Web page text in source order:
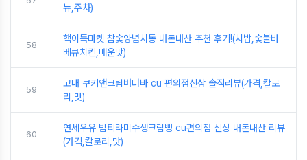
뉴,주차)
58
핵이득마켓 참숯양념치동 내돈내산 추천 후기!(치밥,숯불바
베큐치킨,매운맛)
59
고대 쿠키앤크림버터바 cu 편의점신상 솔직리뷰(가격,칼로
리,맛)
60
연세우유 밤티라미수생크림빵 cu편의점 신상 내돈내산 리뷰
(가격,칼로리,맛)